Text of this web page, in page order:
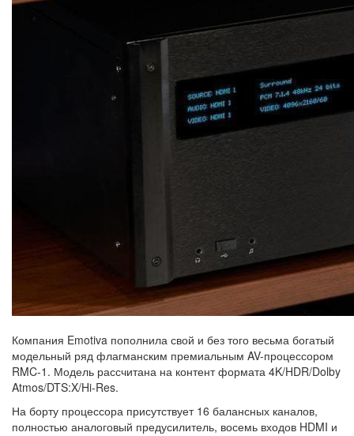
Компания Emotiva пополнила свой и без того весьма богатый
модельный ряд флагманским премиальным AV-процессором
RMC-1. Модель рассчитана на контент формата 4K/HDR/Dolby
Atmos/DTS:X/Hi-Res.
На борту процессора присутствует 16 балансных каналов,
полностью аналоговый предусилитель, восемь входов HDMI и